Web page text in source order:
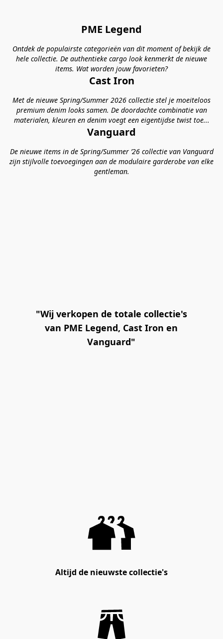
PME Legend
Ontdek de populairste categorieën van dit moment of bekijk de
hele collectie. De authentieke cargo look kenmerkt de nieuwe
items. Wat worden jouw favorieten?
Cast Iron
Met de nieuwe Spring/Summer 2026 collectie stel je moeiteloos
premium denim looks samen. De doordachte combinatie van
materialen, kleuren en denim voegt een eigentijdse twist toe...
Vanguard
De nieuwe items in de Spring/Summer ’26 collectie van Vanguard
zijn stijlvolle toevoegingen aan de modulaire garderobe van elke
gentleman.
"Wij verkopen de totale collectie's
van PME Legend, Cast Iron en
Vanguard"
Altijd de nieuwste collectie's